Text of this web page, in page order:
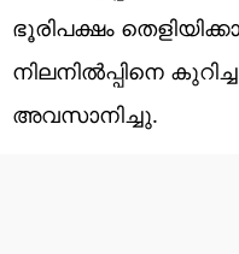
ഭൂരിപക്ഷം
നിലനിൽപ്പിനെ
അവസാനിച്ചു.